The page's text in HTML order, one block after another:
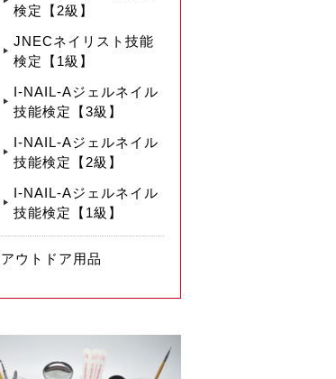
検定【2級】
JNECネイリスト技能
検定【1級】
I-NAIL-Aジェルネイル
技能検定【3級】
I-NAIL-Aジェルネイル
技能検定【2級】
I-NAIL-Aジェルネイル
技能検定【1級】
アウトドア用品